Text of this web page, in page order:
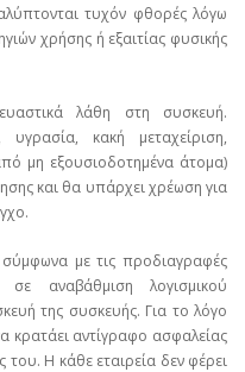
τυχόν φθορές λόγω
χρήσης ή εξαιτίας φυσικής
λάθη στη συσκευή.
κακή μεταχείριση,
μη εξουσιοδοτημένα άτομα)
και θα υπάρχει χρέωση για
με τις προδιαγραφές
αναβάθμιση λογισμικού
της συσκευής. Για το λόγο
κρατάει αντίγραφο ασφαλείας
του. Η κάθε εταιρεία δεν φέρει